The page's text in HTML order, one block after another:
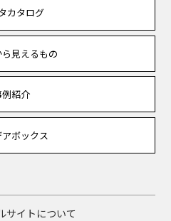
カタログ
見えるもの
紹介
ボックス
サイトについて